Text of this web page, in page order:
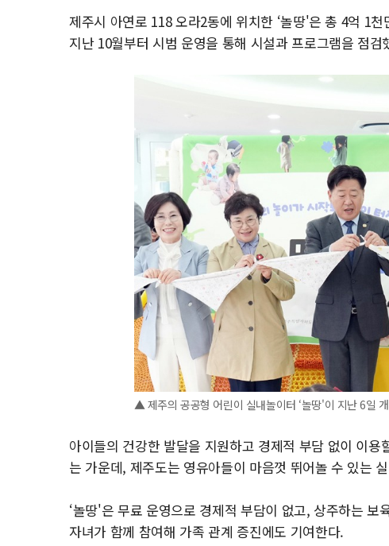
제주시 아연로 118 오라2동에 위치한 ‘놀땅'은 총 4억 1
지난 10월부터 시범 운영을 통해 시설과 프로그램을 점검
▲ 제주의 공공형 어린이 실내놀이터 ‘놀땅'이 지난 6일
아이들의 건강한 발달을 지원하고 경제적 부담 없이 이
는 가운데, 제주도는 영유아들이 마음껏 뛰어놀 수 있는
‘놀땅'은 무료 운영으로 경제적 부담이 없고, 상주하는
자녀가 함께 참여해 가족 관계 증진에도 기여한다.